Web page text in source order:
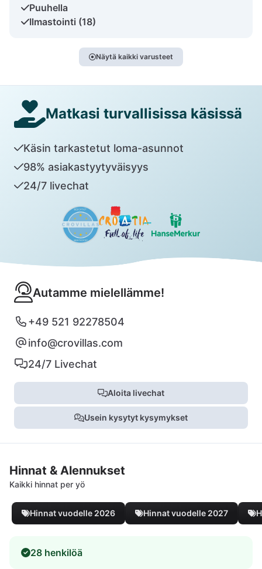
Puuhella
Ilmastointi (18)
Näytä kaikki varusteet
Matkasi turvallisissa käsissä
Käsin tarkastetut loma-asunnot
98% asiakastyytyväisyys
24/7 livechat
Autamme mielellämme!
+49 521 92278504
info@crovillas.com
24/7 Livechat
Aloita livechat
Usein kysytyt kysymykset
Hinnat & Alennukset
Kaikki hinnat per yö
Hinnat vuodelle 2026 Hinnat vuodelle 2027
28 henkilöä